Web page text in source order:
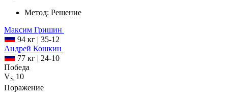
Метод: Решение
Максим Гришин
94 кг | 35-12
Андрей Кошкин
77 кг | 24-10
Победа
VS 10
Поражение